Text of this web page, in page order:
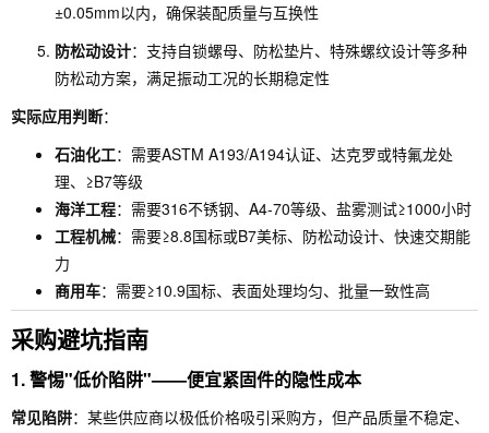
±0.05mm以内，确保装配质量与互换性
防松动设计：支持自锁螺母、防松垫片、特殊螺纹设计等多种
防松动方案，满足振动工况的长期稳定性
实际应用判断：
石油化工：需要ASTM A193/A194认证、达克罗或特氟龙处
理、≥B7等级
海洋工程：需要316不锈钢、A4-70等级、盐雾测试≥1000小时
工程机械：需要≥8.8国标或B7美标、防松动设计、快速交期能
力
商用车：需要≥10.9国标、表面处理均匀、批量一致性高
采购避坑指南
1. 警惕"低价陷阱"——便宜紧固件的隐性成本
常见陷阱：某些供应商以极低价格吸引采购方，但产品质量不稳定、